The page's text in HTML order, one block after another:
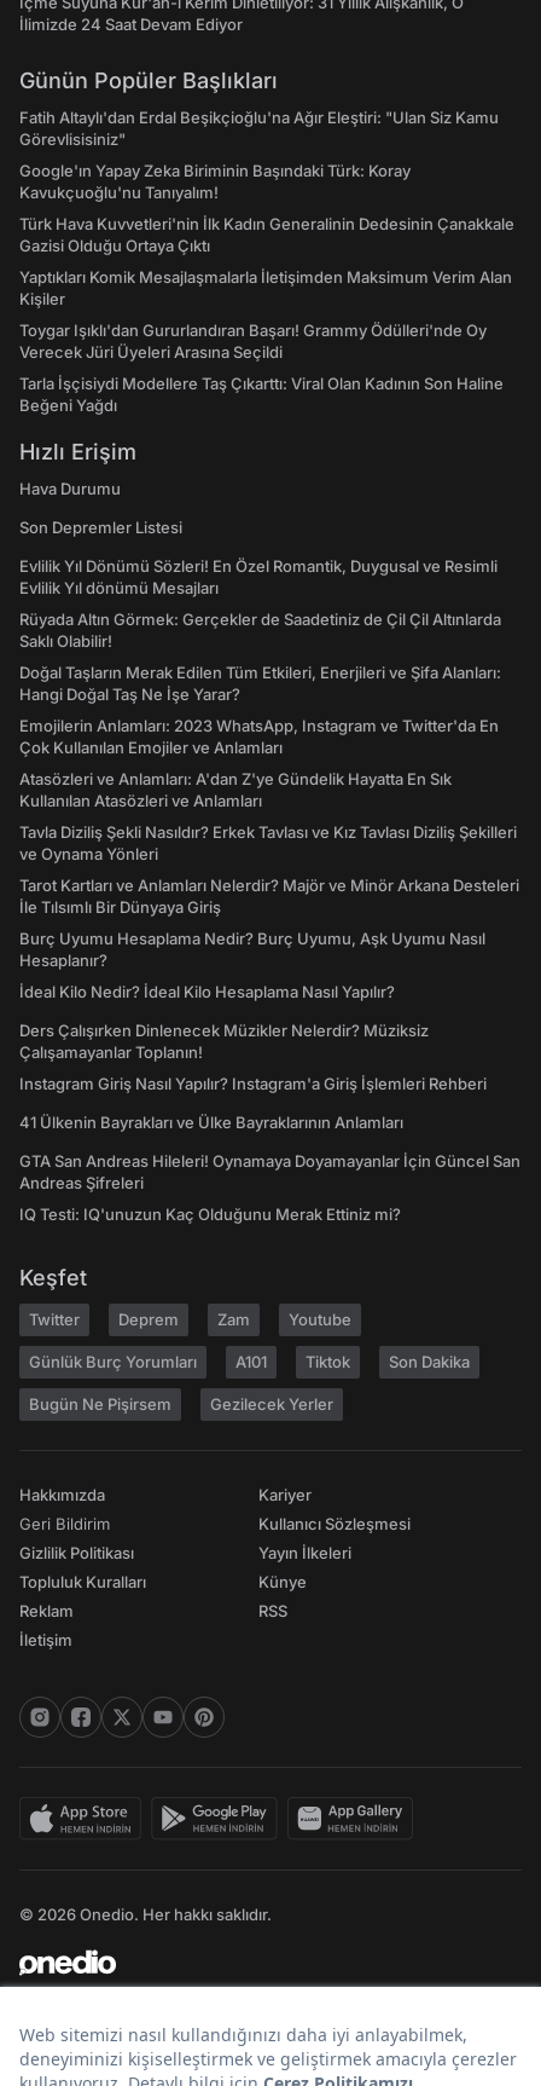
İlimizde 24 Saat Devam Ediyor
Günün Popüler Başlıkları
Fatih Altaylı'dan Erdal Beşikçioğlu'na Ağır Eleştiri: "Ulan Siz Kamu
Görevlisisiniz"
Google'ın Yapay Zeka Biriminin Başındaki Türk: Koray
Kavukçuoğlu'nu Tanıyalım!
Türk Hava Kuvvetleri'nin İlk Kadın Generalinin Dedesinin Çanakkale
Gazisi Olduğu Ortaya Çıktı
Yaptıkları Komik Mesajlaşmalarla İletişimden Maksimum Verim Alan
Kişiler
Toygar Işıklı'dan Gururlandıran Başarı! Grammy Ödülleri'nde Oy
Verecek Jüri Üyeleri Arasına Seçildi
Tarla İşçisiydi Modellere Taş Çıkarttı: Viral Olan Kadının Son Haline
Beğeni Yağdı
Hızlı Erişim
Hava Durumu
Son Depremler Listesi
Evlilik Yıl Dönümü Sözleri! En Özel Romantik, Duygusal ve Resimli
Evlilik Yıl dönümü Mesajları
Rüyada Altın Görmek: Gerçekler de Saadetiniz de Çil Çil Altınlarda
Saklı Olabilir!
Doğal Taşların Merak Edilen Tüm Etkileri, Enerjileri ve Şifa Alanları:
Hangi Doğal Taş Ne İşe Yarar?
Emojilerin Anlamları: 2023 WhatsApp, Instagram ve Twitter'da En
Çok Kullanılan Emojiler ve Anlamları
Atasözleri ve Anlamları: A'dan Z'ye Gündelik Hayatta En Sık
Kullanılan Atasözleri ve Anlamları
Tavla Diziliş Şekli Nasıldır? Erkek Tavlası ve Kız Tavlası Diziliş Şekilleri
ve Oynama Yönleri
Tarot Kartları ve Anlamları Nelerdir? Majör ve Minör Arkana Desteleri
İle Tılsımlı Bir Dünyaya Giriş
Burç Uyumu Hesaplama Nedir? Burç Uyumu, Aşk Uyumu Nasıl
Hesaplanır?
İdeal Kilo Nedir? İdeal Kilo Hesaplama Nasıl Yapılır?
Ders Çalışırken Dinlenecek Müzikler Nelerdir? Müziksiz
Çalışamayanlar Toplanın!
Instagram Giriş Nasıl Yapılır? Instagram'a Giriş İşlemleri Rehberi
41 Ülkenin Bayrakları ve Ülke Bayraklarının Anlamları
GTA San Andreas Hileleri! Oynamaya Doyamayanlar İçin Güncel San
Andreas Şifreleri
IQ Testi: IQ'unuzun Kaç Olduğunu Merak Ettiniz mi?
Keşfet
Twitter Deprem Zam Youtube
Günlük Burç Yorumları A101 Tiktok Son Dakika
Bugün Ne Pişirsem Gezilecek Yerler
Hakkımızda
Geri Bildirim
Gizlilik Politikası
Topluluk Kuralları
Reklam
İletişim
Kariyer
Kullanıcı Sözleşmesi
Yayın İlkeleri
Künye
RSS
© 2026 Onedio. Her hakkı saklıdır.
Bir markasıdır.